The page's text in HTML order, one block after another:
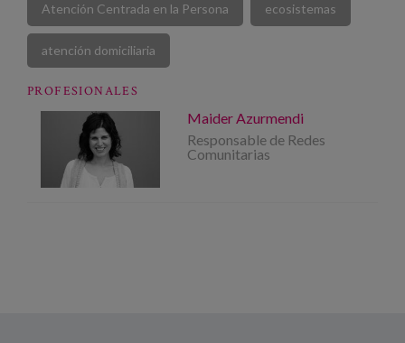
Atención Centrada en la Persona ecosistemas
atención domiciliaria
PROFESIONALES
Maider Azurmendi
Responsable de Redes
Comunitarias